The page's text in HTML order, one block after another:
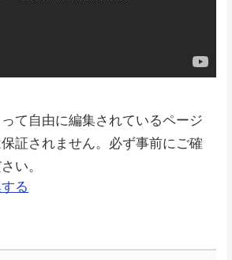
て自由に編集されているページ
証されません。必ず事前にご確
い。
る